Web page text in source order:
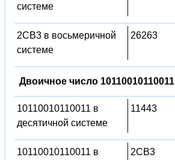
системе
2CB3 в восьмеричной
системе
26263
Двоичное число 10110010110011
10110010110011 в
десятичной системе
11443
10110010110011 в
2CB3